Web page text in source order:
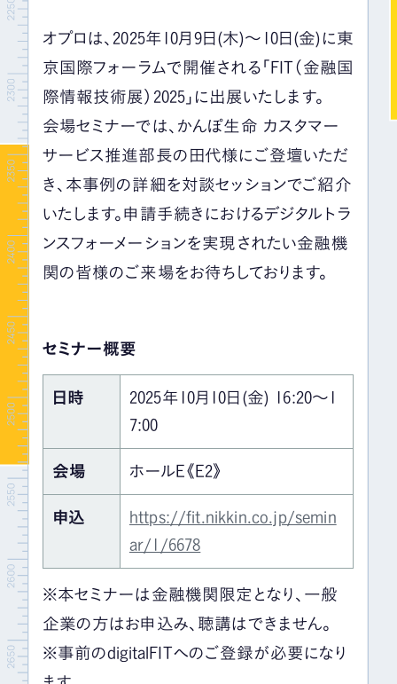
オプロは、2025年10月9日(木)〜10日(金)に東
京国際フォーラムで開催される「FIT（金融国
際情報技術展）2025」に出展いたします。
会場セミナーでは、かんぽ生命 カスタマー
サービス推進部長の田代様にご登壇いただ
き、本事例の詳細を対談セッションでご紹介
いたします。申請手続きにおけるデジタルトラ
ンスフォーメーションを実現されたい金融機
関の皆様のご来場をお待ちしております。
セミナー概要
日時
2025年10月10日(金) 16:20〜1
7:00
会場 ホールE《E2》
申込
https://fit.nikkin.co.jp/semin
ar/1/6678
※本セミナーは金融機関限定となり、一般
企業の方はお申込み、聴講はできません。
※事前のdigitalFITへのご登録が必要になり